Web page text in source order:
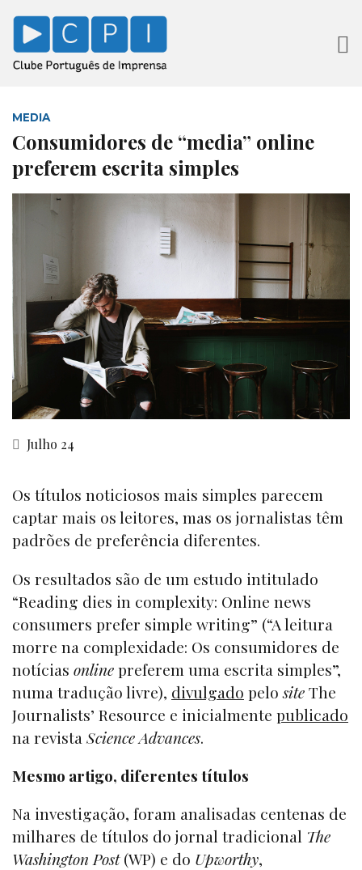
MEDIA
Consumidores de “media” online
preferem escrita simples
Julho 24
Os títulos noticiosos mais simples parecem
captar mais os leitores, mas os jornalistas têm
padrões de preferência diferentes.
Os resultados são de um estudo intitulado
“Reading dies in complexity: Online news
consumers prefer simple writing” (“A leitura
morre na complexidade: Os consumidores de
notícias onlinepreferem uma escrita simples”,
numa tradução livre), divulgado pelositeThe
Journalists’ Resource e inicialmente publicado
na revista Science Advances.
Mesmo artigo, diferentes títulos
Na investigação, foram analisadas centenas de
milhares de títulos do jornal tradicional The
Washington Post(WP) e do Upworthy,